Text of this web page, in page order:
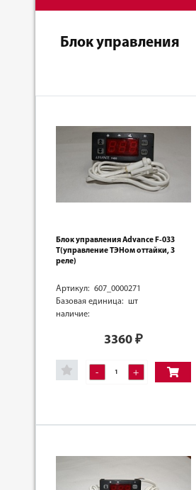
Блок управления
Блок управления Advance F-033
Т(управление ТЭНом оттайки, 3
реле)
Артикул: 607_0000271
Базовая единица: шт
наличие:
3360₽
- +